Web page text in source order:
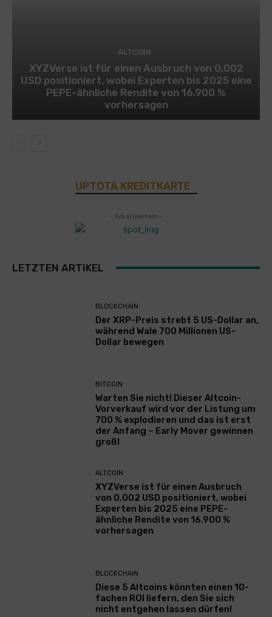
ALTCOIN
XYZVerse ist für einen Ausbruch von 0,002
USD positioniert, wobei Experten bis 2025 eine
PEPE-ähnliche Rendite von 16.900 %
vorhersagen
UPTOTA KREDITKARTE
- Advertisement -
LETZTEN ARTIKEL
BLOCKCHAIN
Der XRP-Preis strebt 5 US-Dollar an,
während Wale 700 Millionen US-
Dollar bewegen
BITCOIN
Warten Sie nicht! Dieser Altcoin-
Vorverkauf wird vor der Listung um
700 % explodieren und das ist erst
der Anfang – Early Mover gewinnen
groß!
ALTCOIN
XYZVerse ist für einen Ausbruch
von 0,002 USD positioniert, wobei
Experten bis 2025 eine PEPE-
ähnliche Rendite von 16.900 %
vorhersagen
BLOCKCHAIN
Diese 5 Altcoins könnten einen 10-
fachen ROI liefern, den Sie sich
nicht entgehen lassen dürfen!